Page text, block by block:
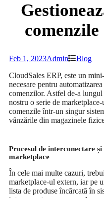
Feb 1, 2023Admin
Blog
CloudSales ERP, este un
necesare pentru
comenzilor. Astfel de-a
nostru o serie de
comenzile într-un singur
vânzările din magazinele
Procesul de interconectare
marketplace
În cele mai multe cazuri,
marketplace-ul extern, iar pe
lista de produse încărcată în